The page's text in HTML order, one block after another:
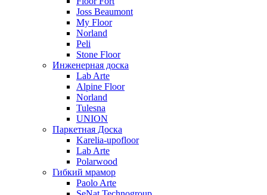
Joss Beaumont
My Floor
Norland
Peli
Stone Floor
Инженерная доска
Lab Arte
Alpine Floor
Norland
Tulesna
UNION
Паркетная Доска
Karelia-upofloor
Lab Arte
Polarwood
Гибкий мрамор
Paolo Arte